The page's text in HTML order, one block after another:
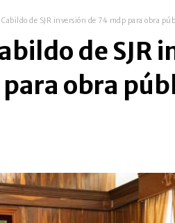
de SJR inversión de 74 mdp para obra
de SJR
obra